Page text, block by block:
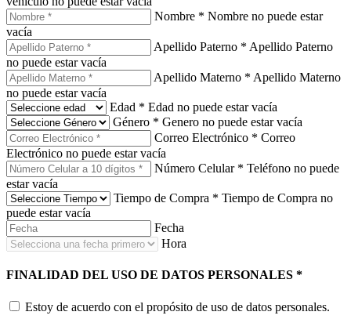
Nombre * Nombre no puede estar
vacía
Apellido Paterno * Apellido Paterno
no puede estar vacía
Apellido Materno * Apellido Materno
no puede estar vacía
Edad * Edad no puede estar vacía
Género * Genero no puede estar vacía
Correo Electrónico * Correo
Electrónico no puede estar vacía
Número Celular * Teléfono no puede
estar vacía
Tiempo de Compra * Tiempo de Compra no
puede estar vacía
Fecha
Hora
FINALIDAD DEL USO DE DATOS PERSONALES *
Estoy de acuerdo con el propósito de uso de datos personales.